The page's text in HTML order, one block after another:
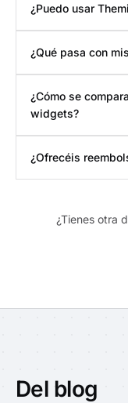
¿Puedo usar
¿Qué pasa con
¿Cómo se
widgets?
¿Ofrecéis
¿Tienes otra
Del blog